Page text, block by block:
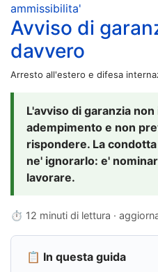
ammissibilita'
Avviso di
davvero
Arresto all'estero e difesa
L'avviso di garanzia
adempimento e non
rispondere. La
ne' ignorarlo: e'
lavorare.
⏱ 12 minuti di lettura ·
📋 In questa guida